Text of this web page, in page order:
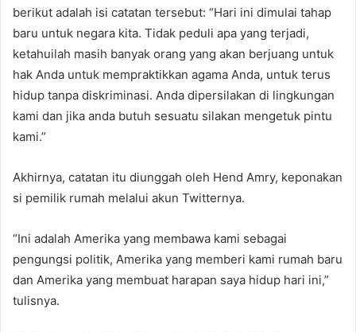
berikut adalah isi catatan tersebut: “Hari ini dimulai tahap
baru untuk negara kita. Tidak peduli apa yang terjadi,
ketahuilah masih banyak orang yang akan berjuang untuk
hak Anda untuk mempraktikkan agama Anda, untuk terus
hidup tanpa diskriminasi. Anda dipersilakan di lingkungan
kami dan jika anda butuh sesuatu silakan mengetuk pintu
kami.”
Akhirnya, catatan itu diunggah oleh Hend Amry, keponakan
si pemilik rumah melalui akun Twitternya.
“Ini adalah Amerika yang membawa kami sebagai
pengungsi politik, Amerika yang memberi kami rumah baru
dan Amerika yang membuat harapan saya hidup hari ini,”
tulisnya.